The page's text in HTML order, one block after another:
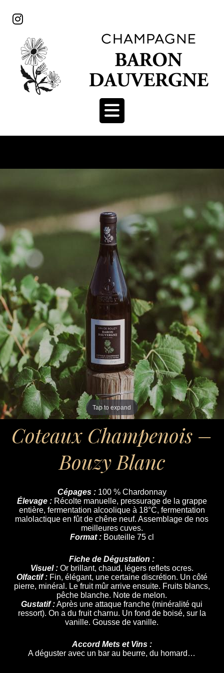
Tap to expand
Coteaux Champenois –
Bouzy Blanc
Cépages : 100 % Chardonnay
Élevage : Récolte manuelle, pressurage de la grappe
entière, fermentation alcoolique à 18°C, fermentation
malolactique en fût de chêne neuf. Assemblage de nos
meilleures cuves.
Format : Bouteille 75 cl
Fiche de Dégustation :
Visuel : Or brillant, chaud, légers reflets ocres.
Olfactif : Fin, élégant, une certaine discrétion. Un côté
pierre, minéral. Le fruit mûr arrive ensuite. Fruits blancs,
pêche blanche. Note de melon.
Gustatif :Après une attaque franche (minéralité qui
ressort). On a du fruit charnu. Un fond de boisé, sur la
vanille. Gousse de vanille.
Accord Mets et Vins :
A déguster avec un bar au beurre, du homard…